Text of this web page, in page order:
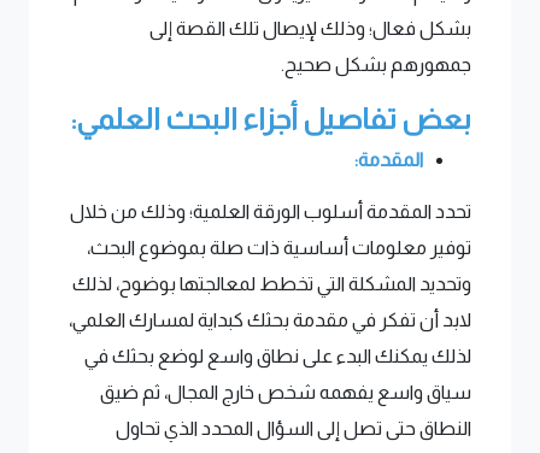
بشكل فعال؛ وذلك لإيصال تلك القصة إلى
جمهورهم بشكل صحيح.
بعض تفاصيل أجزاء البحث العلمي:
المقدمة:
تحدد المقدمة أسلوب الورقة العلمية؛ وذلك من خلال
توفير معلومات أساسية ذات صلة بموضوع البحث،
وتحديد المشكلة التي تخطط لمعالجتها بوضوح، لذلك
لابد أن تفكر في مقدمة بحثك كبداية لمسارك العلمي،
لذلك يمكنك البدء على نطاق واسع لوضع بحثك في
سياق واسع يفهمه شخص خارج المجال، ثم ضيق
النطاق حتى تصل إلى السؤال المحدد الذي تحاول